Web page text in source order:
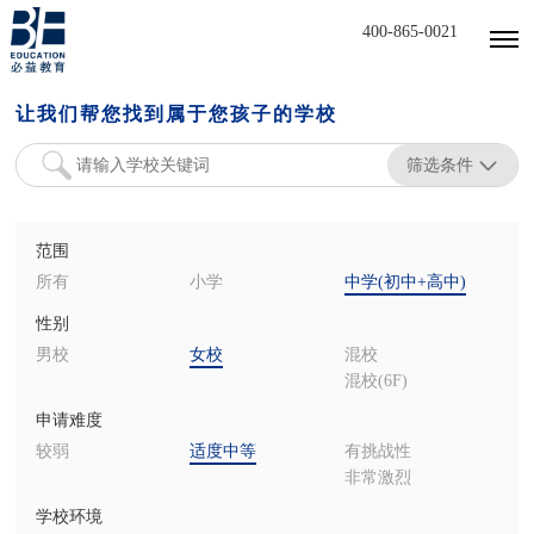
400-865-0021
让我们帮您找到属于您孩子的学校
筛选条件
范围
所有
小学 中学(初中+高中)
性别
男校
女校
混校
混校(6F)
申请难度
较弱
适度中等
有挑战性
非常激烈
学校环境